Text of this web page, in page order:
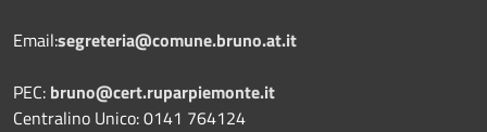
Email:segreteria@comune.bruno.at.it
PEC: bruno@cert.ruparpiemonte.it
Centralino Unico: 0141 764124